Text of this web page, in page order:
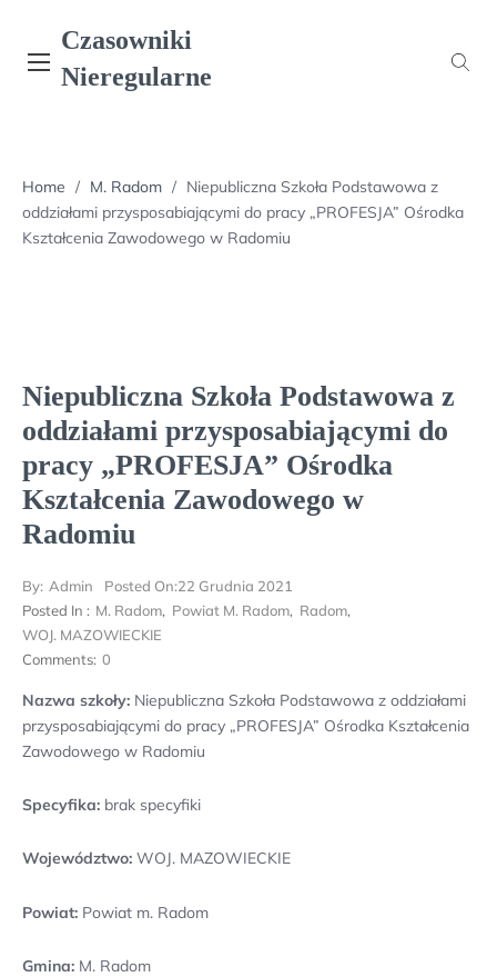
content
Czasowniki
Nieregularne
Home / M. Radom / Niepubliczna Szkoła Podstawowa z
oddziałami przysposabiającymi do pracy „PROFESJA” Ośrodka
Kształcenia Zawodowego w Radomiu
Niepubliczna Szkoła Podstawowa z
oddziałami przysposabiającymi do
pracy „PROFESJA” Ośrodka
Kształcenia Zawodowego w
Radomiu
By: Admin Posted On:22 Grudnia 2021
Posted In : M. Radom, Powiat M. Radom, Radom,
WOJ. MAZOWIECKIE
Comments: 0
Nazwa szkoły: Niepubliczna Szkoła Podstawowa z oddziałami
przysposabiającymi do pracy „PROFESJA” Ośrodka Kształcenia
Zawodowego w Radomiu
Specyfika: brak specyfiki
Województwo: WOJ. MAZOWIECKIE
Powiat: Powiat m. Radom
Gmina: M. Radom